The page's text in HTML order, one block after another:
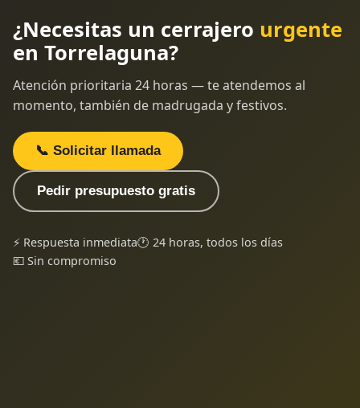
¿Necesitas un cerrajero urgente
en Torrelaguna?
Atención prioritaria 24 horas — te atendemos al
momento, también de madrugada y festivos.
📞 Solicitar llamada
Pedir presupuesto gratis
⚡ Respuesta inmediata🕐 24 horas, todos los días
💶 Sin compromiso